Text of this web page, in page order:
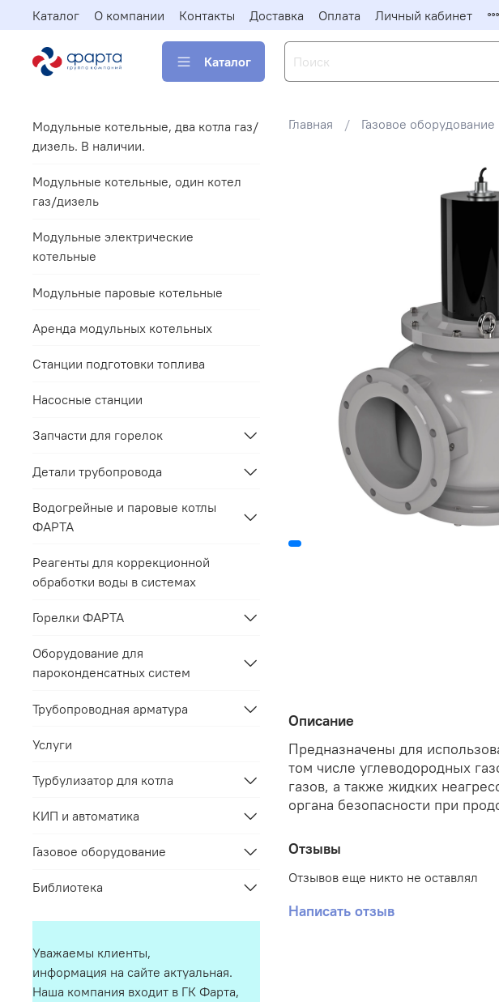
Каталог О компании Контакты Доставка Оплата Личный кабинет
Каталог
Главная Газовое оборудование
Описание
Предназначены для
том числе углеводородных
газов, а также жидких
органа безопасности при
Отзывы
Отзывов еще никто не оставлял
Написать отзыв
Модульные котельные, два котла газ/
дизель. В наличии.
Модульные котельные, один котел
газ/дизель
Модульные электрические
котельные
Модульные паровые котельные
Аренда модульных котельных
Станции подготовки топлива
Насосные станции
Запчасти для горелок
Детали трубопровода
Водогрейные и паровые котлы
ФАРТА
Реагенты для коррекционной
обработки воды в системах
Горелки ФАРТА
Оборудование для
пароконденсатных систем
Трубопроводная арматура
Услуги
Турбулизатор для котла
КИП и автоматика
Газовое оборудование
Библиотека
Уважаемы клиенты,
информация на сайте актуальная.
Наша компания входит в ГК Фарта,